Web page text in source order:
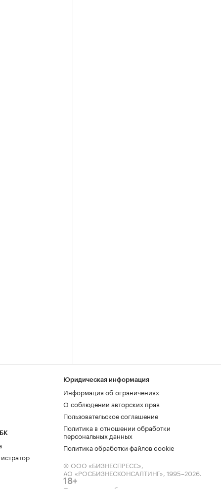
Юридическая информация
Информация об ограничениях
О соблюдении авторских прав
Пользовательское соглашение
Политика в отношении обработки
персональных данных
Политика обработки файлов cookie
© ООО «БИЗНЕСПРЕСС»,
АО «РОСБИЗНЕСКОНСАЛТИНГ», 1995–2026.
18+